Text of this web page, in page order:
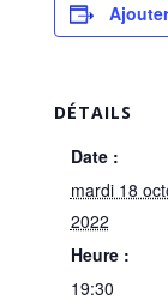
DÉTAILS
Date :
mardi 18
2022
Heure :
19:30